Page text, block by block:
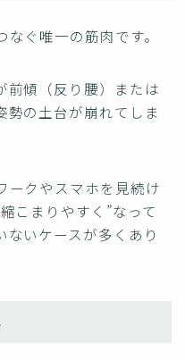
ぐ唯一の筋肉です。
前傾（反り腰）または
勢の土台が崩れてしま
ークやスマホを見続け
こまりやすく”なって
ないケースが多くあり